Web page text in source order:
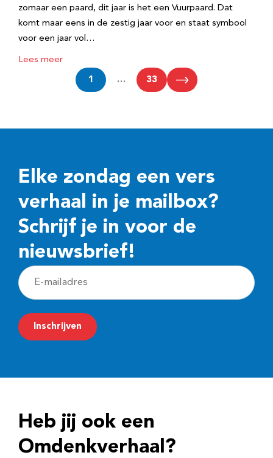
zomaar een paard, dit jaar is het een Vuurpaard. Dat
komt maar eens in de zestig jaar voor en staat symbool
voor een jaar vol…
Lees meer
1 … 33
Elke zondag een vers
verhaal in je mailbox?
Schrijf je in voor de
nieuwsbrief!
E
-
m
a
r
e
Inschrijven
Heb jij ook een
Omdenkverhaal?